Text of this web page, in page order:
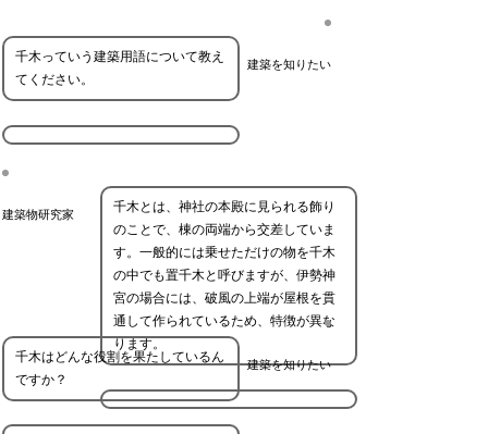
建築を知りたい
千木っていう建築用語について教え
てください。
建築物研究家
千木とは、神社の本殿に見られる飾り
のことで、棟の両端から交差していま
す。一般的には乗せただけの物を千木
の中でも置千木と呼びますが、伊勢神
宮の場合には、破風の上端が屋根を貫
通して作られているため、特徴が異な
ります。
建築を知りたい
千木はどんな役割を果たしているん
ですか？